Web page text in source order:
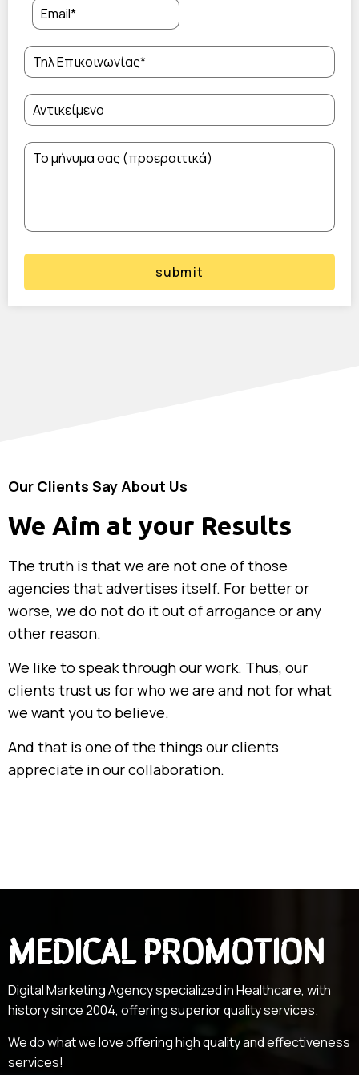
submit
Our Clients Say About Us
We Aim at your Results
The truth is that we are not one of those
agencies that advertises itself. For better or
worse, we do not do it out of arrogance or any
other reason.
We like to speak through our work. Thus, our
clients trust us for who we are and not for what
we want you to believe.
And that is one of the things our clients
appreciate in our collaboration.
MEDICAL PROMOTION
Digital Marketing Agency specialized in Healthcare, with
history since 2004, offering superior quality services.
We do what we love offering high quality and effectiveness
services!